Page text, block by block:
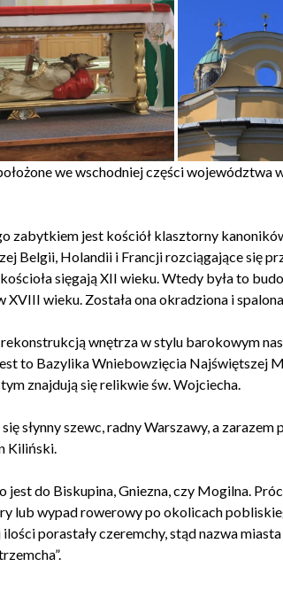
we wschodniej części
zabytkiem jest kościół klasztorny
Belgii, Holandii i Francji rozciągające się
sięgają XII wieku. Wtedy była to
XVIII wieku. Została ona okradziona i
wnętrza w stylu barokowym
to Bazylika Wniebowzięcia Najświętszej
znajdują się relikwie św. Wojciecha.
słynny szewc, radny Warszawy, a
Kiliński.
jest do Biskupina, Gniezna, czy Mogilna.
lub wypad rowerowy po okolicach
porastały czeremchy, stąd nazwa